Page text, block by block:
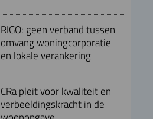
RIGO: geen verband tussen
omvang woningcorporatie
en lokale verankering
CRa pleit voor kwaliteit en
verbeeldingskracht in de